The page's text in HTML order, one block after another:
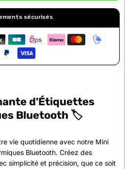
sécurisés
d'Étiquettes
Bluetooth🏷️
vie quotidienne avec notre Mini
Bluetooth. Créez des
simplicité et précision, que ce soit